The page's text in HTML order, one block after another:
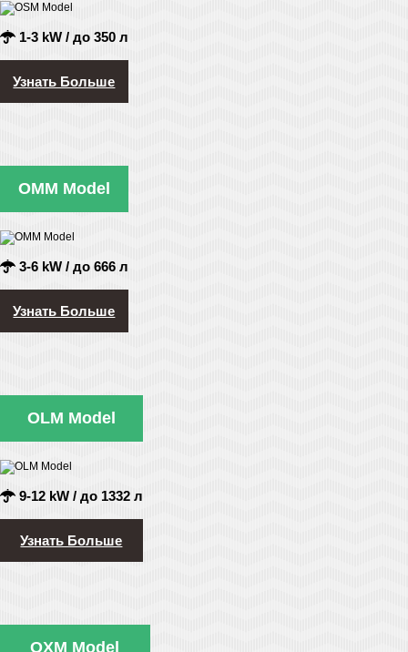
1-3 kW / до 350 л
Узнать Больше
OMM Model
3-6 kW / до 666 л
Узнать Больше
OLM Model
9-12 kW / до 1332 л
Узнать Больше
OXM Model